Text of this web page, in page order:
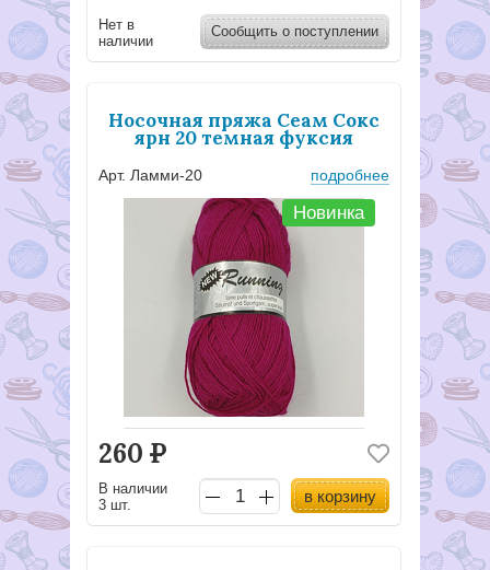
Нет в
наличии
Сообщить о поступлении
Носочная пряжа Сеам Сокс
ярн 20 темная фуксия
Арт. Ламми-20 подробнее
Новинка
260 Р
В наличии
3 шт.
в корзину